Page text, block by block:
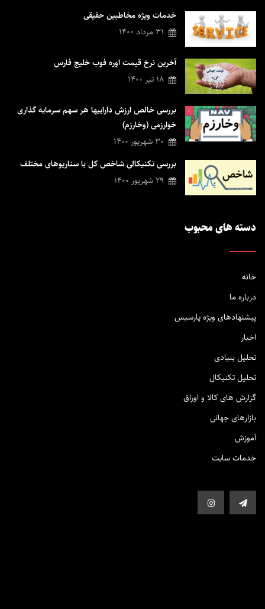
حوزه های فعالیت و خدماتی كه این شركت ارائه می كند در اختیار فعالین
بازار سرمایه قرار گیرد تا با ارتباطی سازنده با مشتریان گام های بلندتری
برداشته و زمینه خدمت رسانی بهتر فراهم گردد.
اگر در طول زندگی خود سخت کار کرده اید و پس انداز کرده اید ، ما با ارائه ی
تحلیل های خود به شما کمک می کنیم تا مدیریت ایده آل دارایی و نیز بهره
های ترقی در حوزه مالی و زندگی را تجربه نمائید.
خدمات ویژه مخاطبین حقیقی
31 مرداد 1400
آخرین نرخ قیمت اوره فوب خلیج فارس
18 تیر 1400
بررسی خالص ارزش داراییها هر سهم سرمایه گذاری
خوارزمی (وخارزم)
30 شهریور 1400
بررسی تکنیکالی شاخص کل با سناریوهای مختلف
29 شهریور 1400
دسته های محبوب
خانه
درباره ما
پیشنهادهای ویژه پارسیس
اخبار
تحلیل بنیادی
تحلیل تکنیکال
گزارش های کالا و اوراق
بازارهای جهانی
آموزش
خدمات سایت